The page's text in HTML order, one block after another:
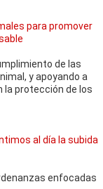
para promover
de las
y apoyando a
la protección de los
al día la subida
enfocadas